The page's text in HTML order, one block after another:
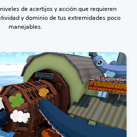
de acertijos y acción que requieren
y dominio de tus extremidades poco
manejables.